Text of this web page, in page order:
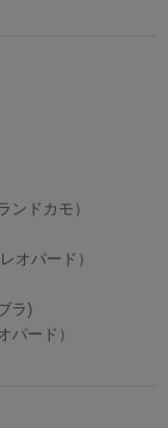
ンドカモ）
オパード）
ラ)
パード）